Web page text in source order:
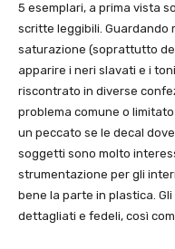
5 esemplari, a prima vista
scritte leggibili. Guardando
saturazione (soprattutto
apparire i neri slavati e i
riscontrato in diverse
problema comune o
un peccato se le decal
soggetti sono molto
strumentazione per gli
bene la parte in plastica.
dettagliati e fedeli, così